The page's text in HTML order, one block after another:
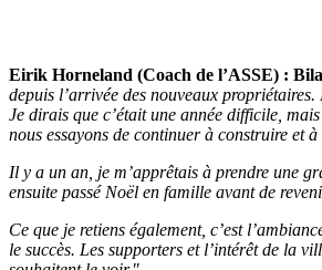
Eirik Horneland (Coach de l’ASSE) :
depuis l’arrivée des nouveaux
Je dirais que c’était une année difficile,
nous essayons de continuer à construire et
Il y a un an, je m’apprêtais à prendre une
ensuite passé Noël en famille avant de
Ce que je retiens également, c’est
le succès. Les supporters et l’intérêt de la